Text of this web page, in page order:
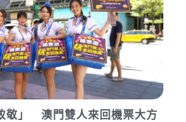
敬」 澳門雙人來回機票大方